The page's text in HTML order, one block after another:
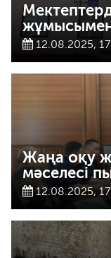
12.08.2025,
Жаңа оқу
мәселесі
12.08.2025,